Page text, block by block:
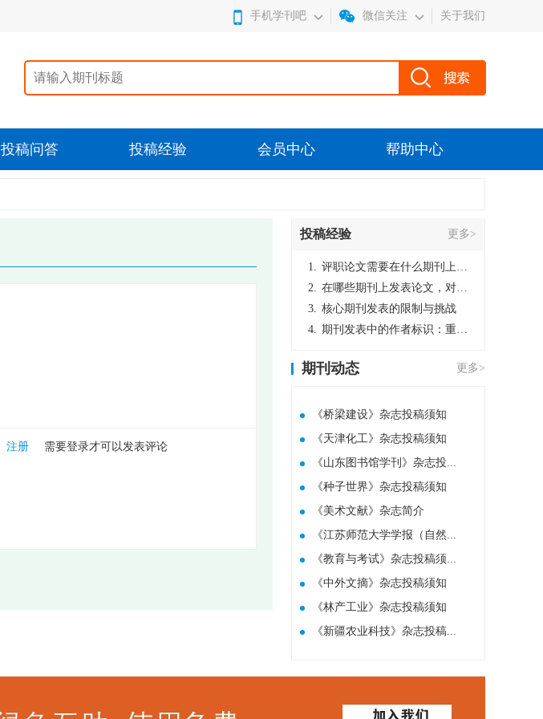
手机学刊吧 微信关注 关于我们
投稿问答 投稿经验 会员中心 帮助中心
注册 需要登录才可以发表评论
投稿经验 更多>
1. 评职论文需要在什么期刊上发表？
2. 在哪些期刊上发表论文，对考研有优势？
3. 核心期刊发表的限制与挑战
4. 期刊发表中的作者标识：重要性与实践
期刊动态 更多>
《桥梁建设》杂志投稿须知
《天津化工》杂志投稿须知
《山东图书馆学刊》杂志投...
《种子世界》杂志投稿须知
​《美术文献》杂志简介
《江苏师范大学学报（自然...
《教育与考试》杂志投稿须...
《中外文摘》杂志投稿须知
《林产工业》杂志投稿须知
《新疆农业科技》杂志投稿...